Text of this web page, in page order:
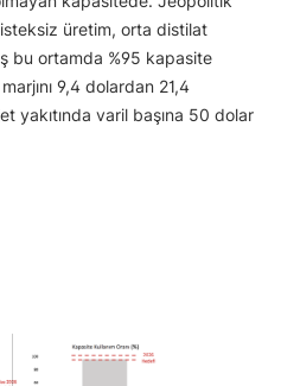
isteksiz üretim, orta distilat
bu ortamda %95 kapasite
9,4 dolardan 21,4
yakıtında varil başına 50 dolar